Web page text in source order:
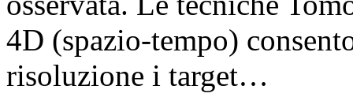
4D (spazio-tempo)
risoluzione i target…